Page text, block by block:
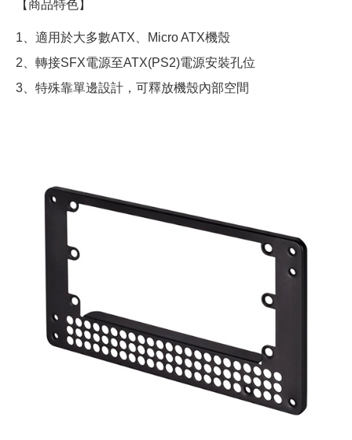
【商品特色】
1、適用於大多數ATX、Micro ATX機殼
2、轉接SFX電源至ATX(PS2)電源安裝孔位
3、特殊靠單邊設計，可釋放機殼內部空間